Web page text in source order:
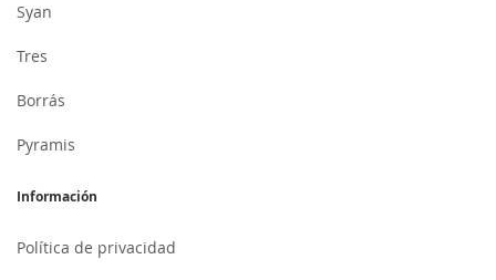
Syan
Tres
Borrás
Pyramis
Información
Política de privacidad